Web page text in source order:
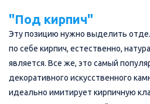
"Под кирпич"
Эту позицию нужно выделить
по себе кирпич, естественно,
является. Все же, это самый
декоративного искусственного
идеально имитирует кирпичную